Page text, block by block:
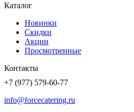
Каталог
Новинки
Скидки
Акции
Просмотренные
Контакты
+7 (977) 579-60-77
info@forcecatering.ru